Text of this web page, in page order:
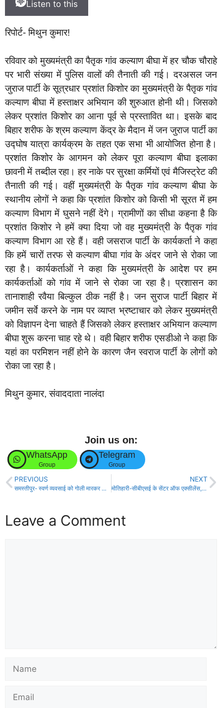
Listen to this
रिपोर्ट- मिथुन कुमार!
रविवार को मुख्यमंत्री का पैतृक गांव कल्याण बीघा में हर चौक चौराहे
पर भारी संख्या में पुलिस वालों की तैनाती की गई। दरअसल जन
जुराज पार्टी के सूत्रधार प्रशांत किशोर का मुख्यमंत्री के पैतृक गांव
कल्याण बीघा में हस्ताक्षर अभियान की शुरुआत होनी थी। जिसको
लेकर प्रशांत किशोर का आना पूर्व से प्रस्तावित था। इसके बाद
बिहार शरीफ के श्रम कल्याण केंद्र के मैदान में जन जुराज पार्टी का
उद्घोष यात्रा कार्यक्रम के तहत एक सभा भी आयोजित होना है।
प्रशांत किशोर के आगमन को लेकर पूरा कल्याण बीघा इलाका
छावनी में तब्दील रहा। हर नाके पर सुरक्षा कर्मियों एवं मैजिस्ट्रेट की
तैनाती की गई। वहीं मुख्यमंत्री के पैतृक गांव कल्याण बीघा के
स्थानीय लोगों ने कहा कि प्रशांत किशोर को किसी भी सूरत में हम
कल्याण विभाग में घुसने नहीं देंगे। ग्रामीणों का सीधा कहना है कि
प्रशांत किशोर ने हमें क्या दिया जो वह मुख्यमंत्री के पैतृक गांव
कल्याण विभाग आ रहे हैं। वही जसराज पार्टी के कार्यकर्ता ने कहा
कि हमें चारों तरफ से कल्याण बीघा गांव के अंदर जाने से रोका जा
रहा है। कार्यकर्ताओं ने कहा कि मुख्यमंत्री के आदेश पर हम
कार्यकर्ताओं को गांव में जाने से रोका जा रहा है। प्रशासन का
तानाशाही रवैया बिल्कुल ठीक नहीं है। जन सुराज पार्टी बिहार में
जमीन सर्वे करने के नाम पर व्याप्त भ्रष्टाचार को लेकर मुख्यमंत्री
को विज्ञापन देना चाहते हैं जिसको लेकर हस्ताक्षर अभियान कल्याण
बीघा शुरू करना चाह रहे थे। वही बिहार शरीफ एसडीओ ने कहा कि
यहां का परमिशन नहीं होने के कारण जैन स्वराज पार्टी के लोगों को
रोका जा रहा है।
मिथुन कुमार, संवाददाता नालंदा
Join us on:
WhatsApp
Group
Telegram
Group
PREVIOUS
समस्तीपुर- स्वर्ण व्यवसाई को गोली मारकर लाखों के आभूषण और नगदी की लुट!
NEXT
मोतिहारी-सीबीएसई के सेंटर ऑफ एक्सीलेंस, क्षेत्रीय कार्यालय पटना के सहयोग से “क्षमतावर्धन कार्यक्रम!
Leave a Comment